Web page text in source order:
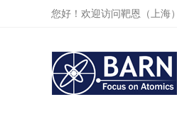
您好！欢迎访问靶恩（上海